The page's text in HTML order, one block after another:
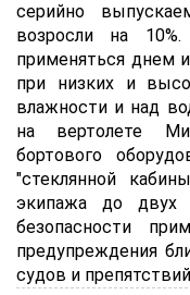
серийно
возросли на
применяться днем
при низких и
влажности и над
на вертолете
бортового
"стеклянной
экипажа до двух
безопасности
предупреждения
судов и